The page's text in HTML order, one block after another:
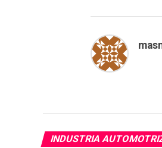
INDUSTRIA